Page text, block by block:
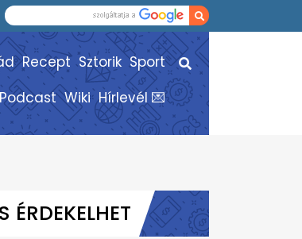
Recept Sztorik Sport
Podcast Wiki Hírlevél 💌
ÉRDEKELHET